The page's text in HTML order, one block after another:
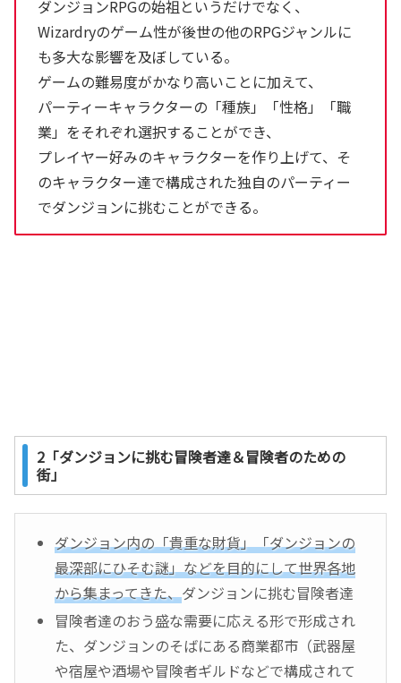
ダンジョンRPGの始祖というだけでなく、
Wizardryのゲーム性が後世の他のRPGジャンルに
も多大な影響を及ぼしている。
ゲームの難易度がかなり高いことに加えて、
パーティーキャラクターの「種族」「性格」「職
業」をそれぞれ選択することができ、
プレイヤー好みのキャラクターを作り上げて、そ
のキャラクター達で構成された独自のパーティー
でダンジョンに挑むことができる。
2「ダンジョンに挑む冒険者達＆冒険者のための
街」
ダンジョン内の「貴重な財貨」「ダンジョンの
最深部にひそむ謎」などを目的にして世界各地
から集まってきた、ダンジョンに挑む冒険者達
冒険者達のおう盛な需要に応える形で形成され
た、ダンジョンのそばにある商業都市（武器屋
や宿屋や酒場や冒険者ギルドなどで構成されて